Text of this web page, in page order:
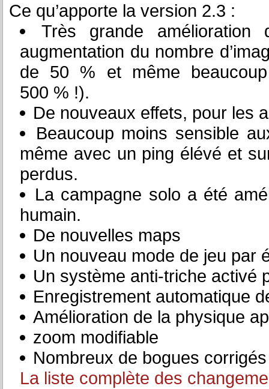
Ce qu’apporte la version 2.3 :
Très grande
augmentation du nombre
de 50 % et même
500 % !).
De nouveaux effets, pour les
Beaucoup moins sensible
même avec un ping élévé et
perdus.
La campagne solo a été
humain.
De nouvelles maps
Un nouveau mode de jeu par
Un système anti-triche activé
Enregistrement automatique
Amélioration de la physique
zoom modifiable
Nombreux de bogues corrigés
La liste complète des